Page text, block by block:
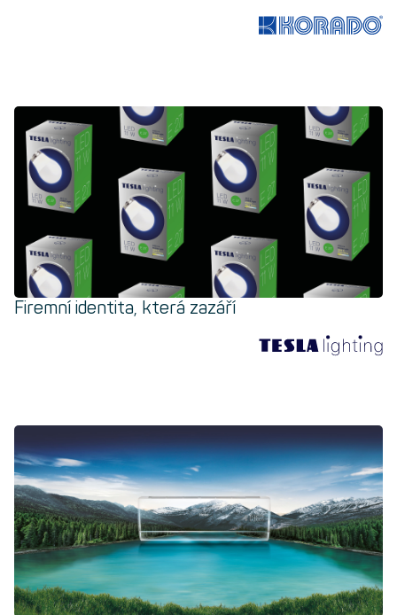
Firemní identita, která zazáří